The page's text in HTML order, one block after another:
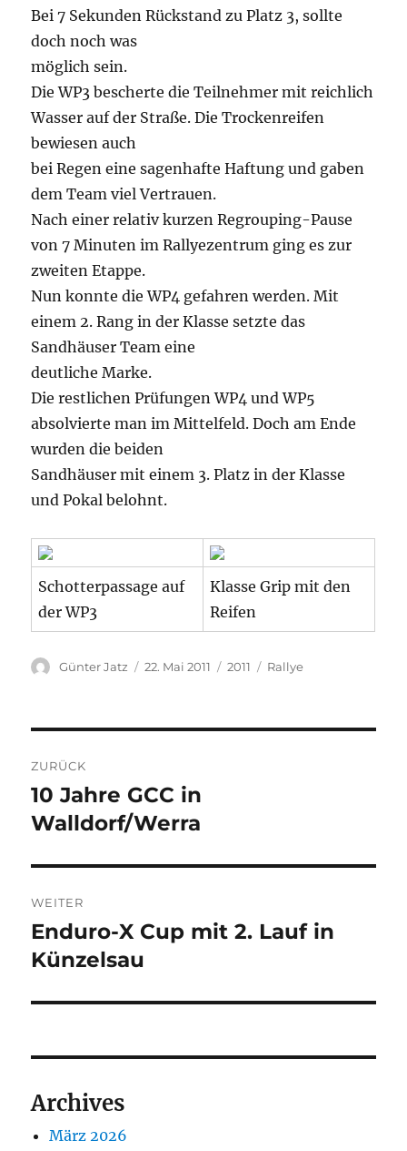
Bei 7 Sekunden Rückstand zu Platz 3, sollte
doch noch was
möglich sein.
Die WP3 bescherte die Teilnehmer mit reichlich
Wasser auf der Straße. Die Trockenreifen
bewiesen auch
bei Regen eine sagenhafte Haftung und gaben
dem Team viel Vertrauen.
Nach einer relativ kurzen Regrouping-Pause
von 7 Minuten im Rallyezentrum ging es zur
zweiten Etappe.
Nun konnte die WP4 gefahren werden. Mit
einem 2. Rang in der Klasse setzte das
Sandhäuser Team eine
deutliche Marke.
Die restlichen Prüfungen WP4 und WP5
absolvierte man im Mittelfeld. Doch am Ende
wurden die beiden
Sandhäuser mit einem 3. Platz in der Klasse
und Pokal belohnt.
Schotterpassage auf
der WP3
Klasse Grip mit den
Reifen
Autor
Günter Jatz
Veröffentlicht
22. Mai 2011 Kategorien
2011 Schlagwörter
Rallye
ZURÜCK
Vorheriger
Beitrag:
10 Jahre GCC in
Walldorf/Werra
WEITER
Nächster
Beitrag:
Enduro-X Cup mit 2. Lauf in
Künzelsau
Archives
März 2026